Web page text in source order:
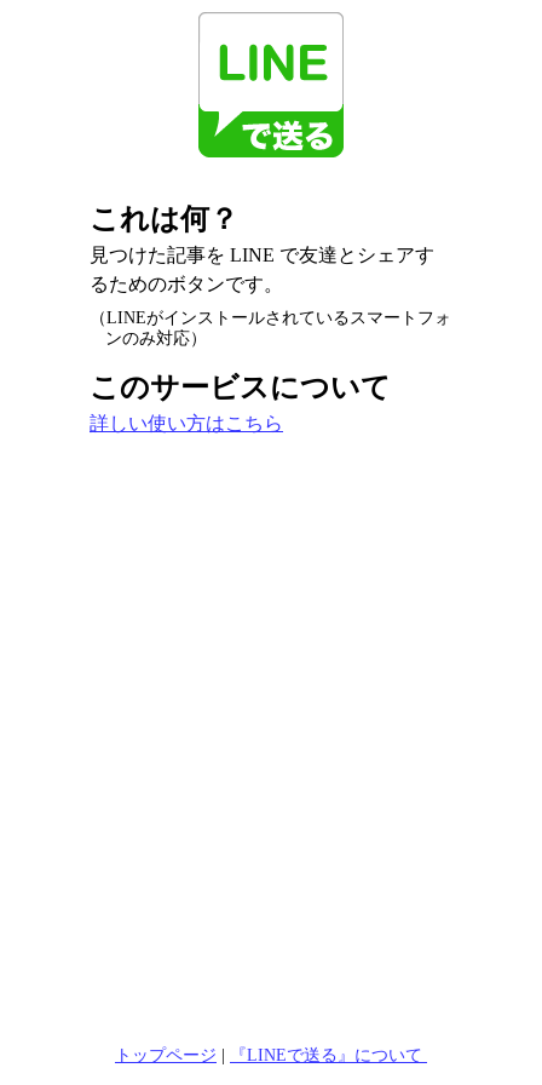
これは何？
見つけた記事を LINE で友達とシェアす
るためのボタンです。
（LINEがインストールされているスマートフォ
ンのみ対応）
このサービスについて
詳しい使い方はこちら
トップページ | 『LINEで送る』について